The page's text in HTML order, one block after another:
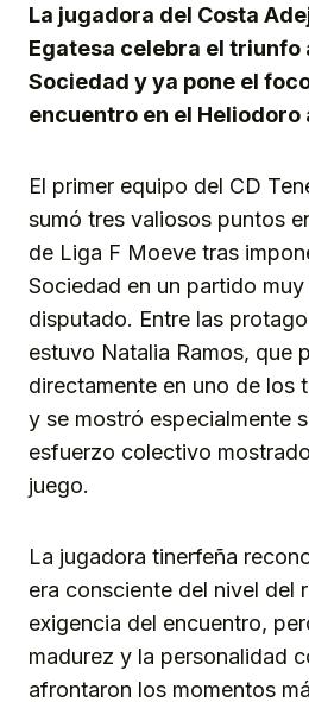
La jugadora del Costa
Egatesa celebra el triunfo
Sociedad y ya pone el
encuentro en el Heliodoro
El primer equipo del CD
sumó tres valiosos puntos
de Liga F Moeve tras
Sociedad en un partido
disputado. Entre las
estuvo Natalia Ramos, que
directamente en uno de los
y se mostró especialmente
esfuerzo colectivo
juego.
La jugadora tinerfeña
era consciente del nivel del
exigencia del encuentro,
madurez y la personalidad
afrontaron los momentos